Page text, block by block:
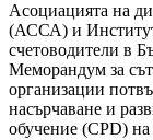
Асоциацията на
(АССА) и
счетоводители в
Меморандум за
организации
насърчаване и
обучение (CPD)